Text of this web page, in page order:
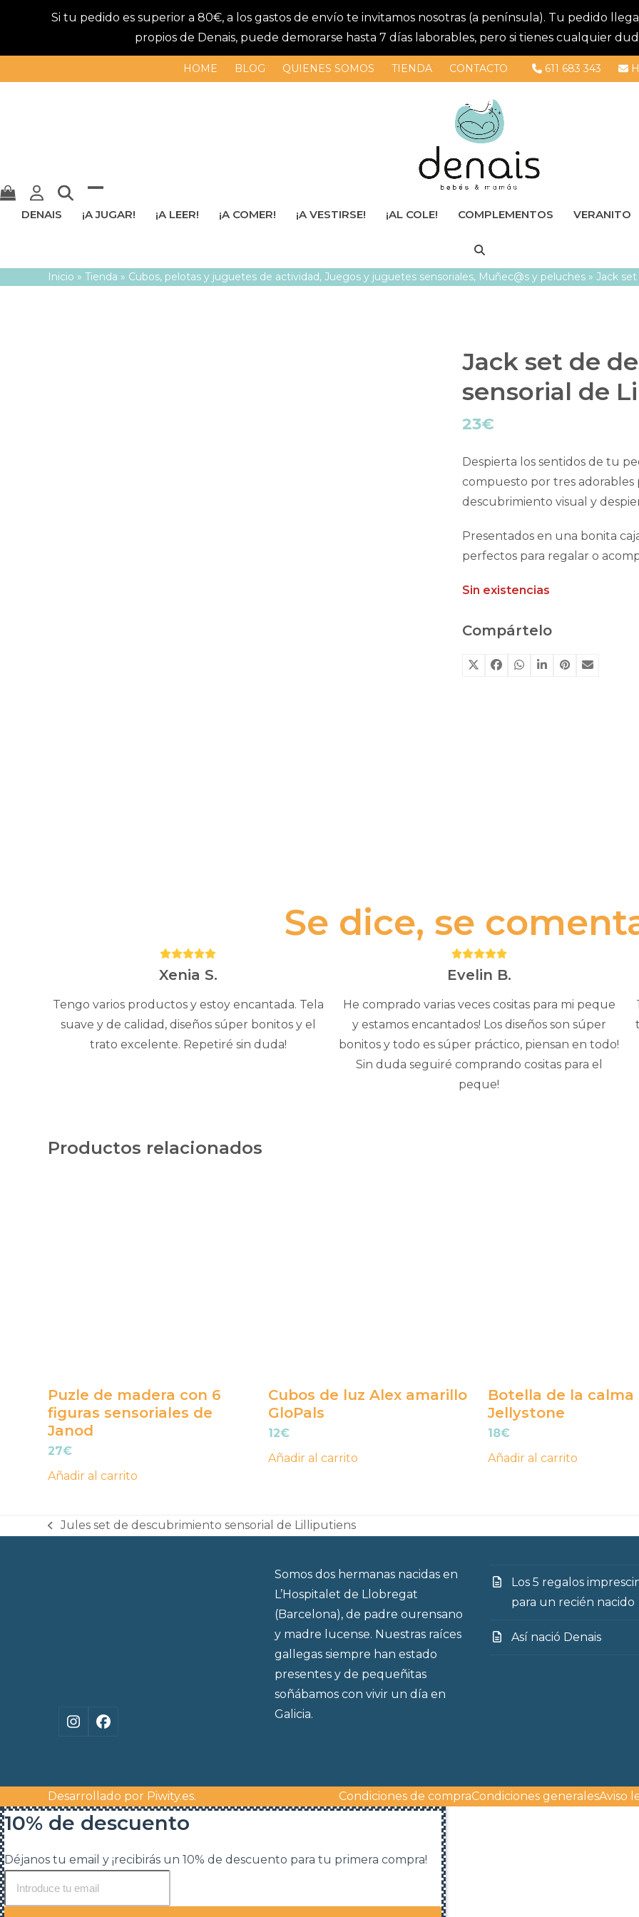
Si tu pedido es superior a 80€, a los gastos de envío te invitamos nosotras (a península). Tu pedido
propios de Denais, puede demorarse hasta 7 días laborables, pero si tienes cualquier
HOME BLOG QUIENES SOMOS TIENDA CONTACTO 611 683 343
Mostrar
menú
Cerrar
DENAIS ¡A JUGAR! ¡A LEER! ¡A COMER! ¡A VESTIRSE! ¡AL COLE! COMPLEMENTOS VERANITO
Inicio »Tienda » Cubos, pelotas y juguetes de actividad,Juegos y juguetes sensoriales, Muñec@s y peluches »Jack
Jack set de
sensorial de
23€
Despierta los sentidos de tu
compuesto por tres adorables
descubrimiento visual y
Presentados en una bonita
perfectos para regalar o
Sin existencias
Compártelo
Se dice, se
Puntuación:
5
Xenia S.
Tengo varios productos y estoy encantada. Tela
suave y de calidad, diseños súper bonitos y el
trato excelente. Repetiré sin duda!
Puntuación:
5
Evelin B.
He comprado varias veces cositas para mi peque
y estamos encantados! Los diseños son súper
bonitos y todo es súper práctico, piensan en todo!
Sin duda seguiré comprando cositas para el
peque!
Productos relacionados
Puzle de madera con 6
figuras sensoriales de
Janod
27€
Añadir al carrito
Cubos de luz Alex amarillo
GloPals
12€
Añadir al carrito
Botella de la calma
Jellystone
18€
Añadir al carrito
previous
Jules set de descubrimiento sensorial de Lilliputiens
Instagram
Facebook
Somos dos hermanas nacidas en
L’Hospitalet de Llobregat
(Barcelona), de padre ourensano
y madre lucense. Nuestras raíces
gallegas siempre han estado
presentes y de pequeñitas
soñábamos con vivir un día en
Galicia.
Los 5 regalos
para un recién nacido
Así nació Denais
Desarrollado por Piwity.es. Condiciones de compraCondiciones generalesAviso
10% de descuento
Déjanos tu email y ¡recibirás un 10% de descuento para tu primera compra!